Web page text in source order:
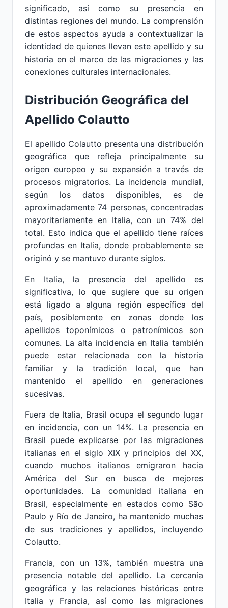
significado, así como su presencia en
distintas regiones del mundo. La comprensión
de estos aspectos ayuda a contextualizar la
identidad de quienes llevan este apellido y su
historia en el marco de las migraciones y las
conexiones culturales internacionales.
Distribución Geográfica del
Apellido Colautto
El apellido Colautto presenta una distribución
geográfica que refleja principalmente su
origen europeo y su expansión a través de
procesos migratorios. La incidencia mundial,
según los datos disponibles, es de
aproximadamente 74 personas, concentradas
mayoritariamente en Italia, con un 74% del
total. Esto indica que el apellido tiene raíces
profundas en Italia, donde probablemente se
originó y se mantuvo durante siglos.
En Italia, la presencia del apellido es
significativa, lo que sugiere que su origen
está ligado a alguna región específica del
país, posiblemente en zonas donde los
apellidos toponímicos o patronímicos son
comunes. La alta incidencia en Italia también
puede estar relacionada con la historia
familiar y la tradición local, que han
mantenido el apellido en generaciones
sucesivas.
Fuera de Italia, Brasil ocupa el segundo lugar
en incidencia, con un 14%. La presencia en
Brasil puede explicarse por las migraciones
italianas en el siglo XIX y principios del XX,
cuando muchos italianos emigraron hacia
América del Sur en busca de mejores
oportunidades. La comunidad italiana en
Brasil, especialmente en estados como São
Paulo y Río de Janeiro, ha mantenido muchas
de sus tradiciones y apellidos, incluyendo
Colautto.
Francia, con un 13%, también muestra una
presencia notable del apellido. La cercanía
geográfica y las relaciones históricas entre
Italia y Francia, así como las migraciones